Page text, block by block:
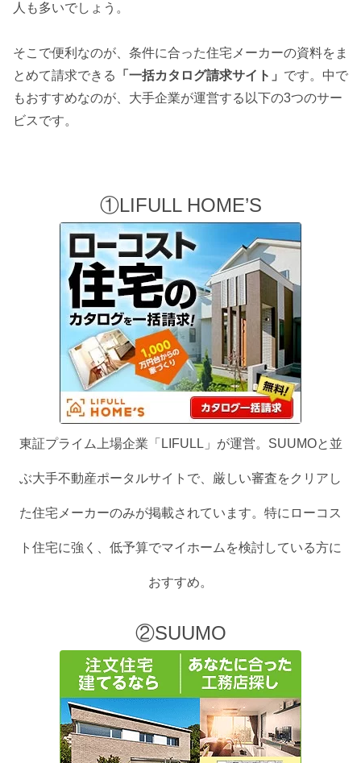
人も多いでしょう。
そこで便利なのが、条件に合った住宅メーカーの資料をま
とめて請求できる
「一括カタログ請求サイト」 です。中で
もおすすめなのが、大手企業が運営する以下の3つのサー
ビスです。
①LIFULL HOME’S
東証プライム上場企業「LIFULL」が運営。SUUMOと並
ぶ大手不動産ポータルサイトで、厳しい審査をクリアし
た住宅メーカーのみが掲載されています。特にローコス
ト住宅に強く、低予算でマイホームを検討している方に
おすすめ。
②SUUMO